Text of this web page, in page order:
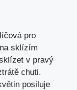
pro
sklízím
v pravý
chuti.
posiluje